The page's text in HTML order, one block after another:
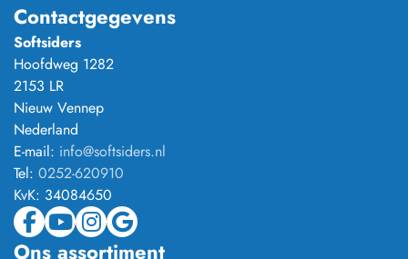
Contactgegevens
Softsiders
Hoofdweg 1282
2153 LR
Nieuw Vennep
Nederland
E-mail: info@softsiders.nl
Tel: 0252-620910
KvK: 34084650
Ons assortiment